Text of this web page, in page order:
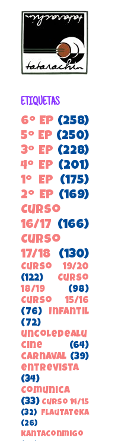
ETIQUETAS
6º EP (258)
5º EP (250)
3º EP (228)
4º EP (201)
1º EP
(175)
2º EP (169)
Curso
16/17 (166)
Curso
17/18
(130)
Curso 19/20
(122)
Curso
18/19
(98)
Curso 15/16
(76)
Infantil
(72)
uncoledealu
cine
(64)
carnaval (39)
entrevista
(34)
ComunicA
(33) Curso 14/15
(32)
FlautateKa
(26)
kantaconmigo